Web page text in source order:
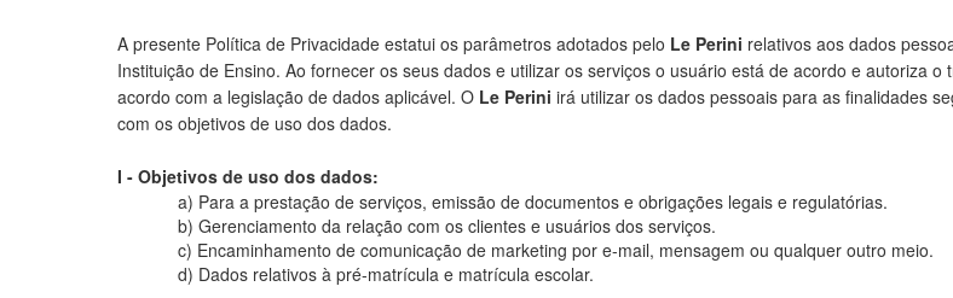
A presente Política de Privacidade estatui os parâmetros adotados pelo Le Perini relativos aos dados
Instituição de Ensino. Ao fornecer os seus dados e utilizar os serviços o usuário está de acordo e autoriza
acordo com a legislação de dados aplicável. O Le Perini irá utilizar os dados pessoais para as finalidades
com os objetivos de uso dos dados.
I - Objetivos de uso dos dados:
a) Para a prestação de serviços, emissão de documentos e obrigações legais e regulatórias.
b) Gerenciamento da relação com os clientes e usuários dos serviços.
c) Encaminhamento de comunicação de marketing por e-mail, mensagem ou qualquer outro meio.
d) Dados relativos à pré-matrícula e matrícula escolar.